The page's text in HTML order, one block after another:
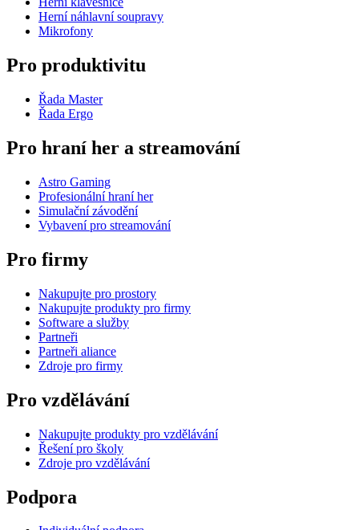
Herní náhlavní soupravy
Mikrofony
Pro produktivitu
Řada Master
Řada Ergo
Pro hraní her a streamování
Astro Gaming
Profesionální hraní her
Simulační závodění
Vybavení pro streamování
Pro firmy
Nakupujte pro prostory
Nakupujte produkty pro firmy
Software a služby
Partneři
Partneři aliance
Zdroje pro firmy
Pro vzdělávání
Nakupujte produkty pro vzdělávání
Řešení pro školy
Zdroje pro vzdělávání
Podpora